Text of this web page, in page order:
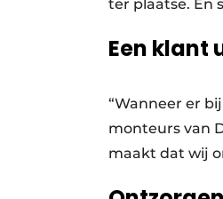
ter plaatse. En
Een klant
“Wanneer er
monteurs van
maakt dat wij